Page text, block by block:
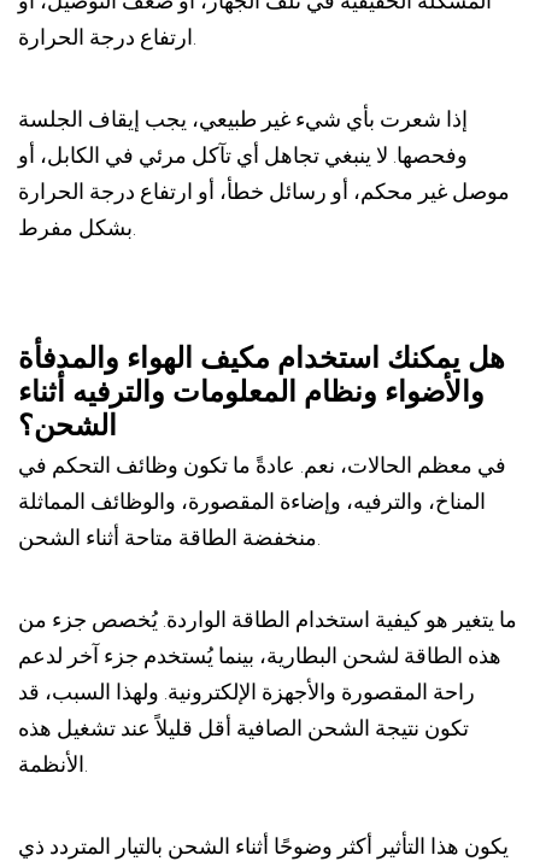
إذا شعرت بأي شيء غير طبيعي، يجب إيقاف الجلسة
وفحصها. لا ينبغي تجاهل أي تآكل مرئي في الكابل، أو
موصل غير محكم، أو رسائل خطأ، أو ارتفاع درجة الحرارة
هل يمكنك استخدام مكيف الهواء والمدفأة
والأضواء ونظام المعلومات والترفيه أثناء
الشحن؟
في معظم الحالات، نعم. عادةً ما تكون وظائف التحكم في
المناخ، والترفيه، وإضاءة المقصورة، والوظائف المماثلة
ما يتغير هو كيفية استخدام الطاقة الواردة. يُخصص جزء من
هذه الطاقة لشحن البطارية، بينما يُستخدم جزء آخر لدعم
راحة المقصورة والأجهزة الإلكترونية. ولهذا السبب، قد
تكون نتيجة الشحن الصافية أقل قليلاً عند تشغيل هذه
يكون هذا التأثير أكثر وضوحًا أثناء الشحن بالتيار المتردد ذي